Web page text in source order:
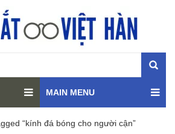
MAIN MENU
“kính đá bóng cho người cận”